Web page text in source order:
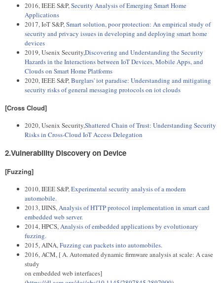
2016, IEEE S&P,Security Analysis of Emerging Smart Home
Applications
2017, IoT S&P,Smart solution, poor protection: An empirical study of
security and privacy issues in developing and deploying smart home
devices
2019, Usenix Security,Discovering and Understanding the Security
Hazards in the Interactions between IoT Devices, Mobile Apps, and
Clouds on Smart Home Platforms
2020, IEEE S&P,Burglars' iot paradise: Understanding and mitigating
security risks of general messaging protocols on iot clouds
[Cross Cloud]
2020, Usenix Security,Shattered Chain of Trust: Understanding Security
Risks in Cross-Cloud IoT Access Delegation
2.Vulnerability Discovery on Device
[Fuzzing]
2010, IEEE S&P,Experimental security analysis of a modern
automobile.
2013, IJINS,Analysis of HTTP protocol implementation in smart card
embedded web server.
2014, HPCS,Analysis of embedded applications by evolutionary
fuzzing.
2015, AINA,Fuzzing can packets into automobiles.
2016, ACM, [ A. Automated dynamic firmware analysis at scale: A case
study
on embedded web interfaces]